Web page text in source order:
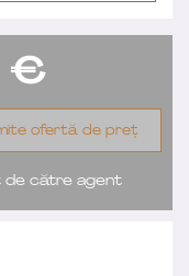
€
ofertă de preț
de către agent